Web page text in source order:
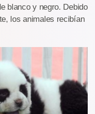
blanco y negro. Debido
los animales recibían